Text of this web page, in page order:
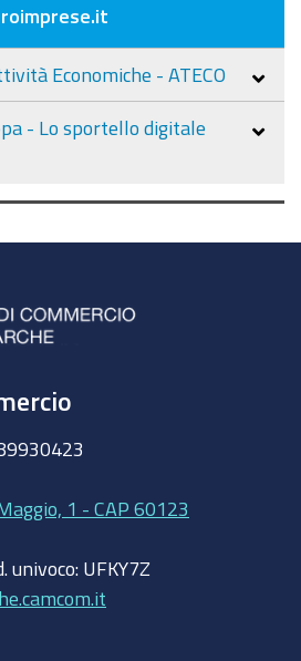
Economiche - ATECO
- Lo sportello digitale
1 - CAP 60123
univoco: UFKY7Z